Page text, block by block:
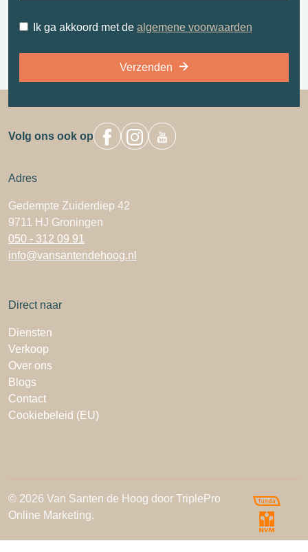
Ik ga akkoord met de algemene voorwaarden
Verzenden
Volg ons ook op
Adres
Gedempte Zuiderdiep 42
9711 HJ Groningen
050 - 312 09 91
info@vansantendehoog.nl
Direct naar
Diensten
Verkoop
Over ons
Blogs
Contact
Cookiebeleid (EU)
© 2026 Van Santen de Hoog door TriplePro
Online Marketing.